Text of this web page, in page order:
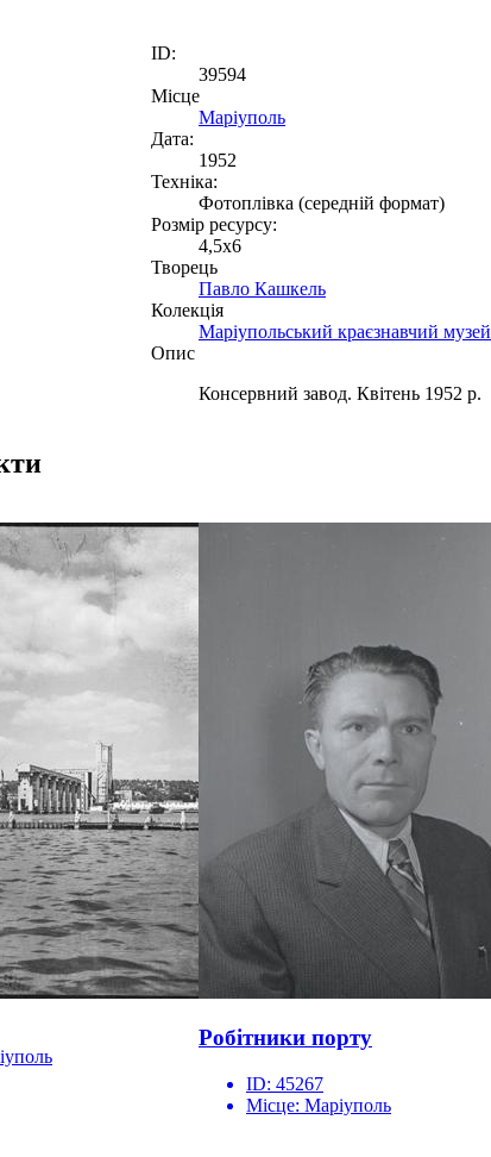
ID:
39594
Місце
Маріуполь
Дата:
1952
Техніка:
Фотоплівка (середній формат)
Розмір ресурсу:
4,5x6
Творець
Павло Кашкель
Колекція
Маріупольський краєзнавчий музей
Опис
Консервний завод. Квітень 1952 р.
Робітники порту
ID: 45267
Місце: Маріуполь